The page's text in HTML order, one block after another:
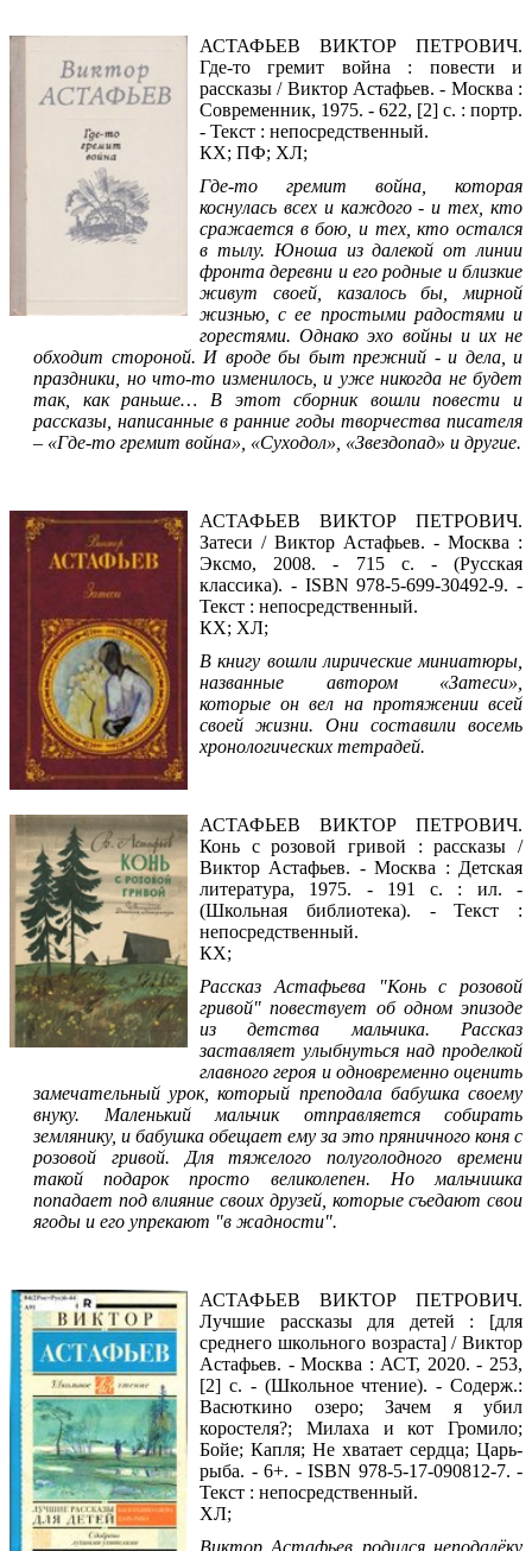
АСТАФЬЕВ ВИКТОР ПЕТРОВИЧ.
Где-то гремит война : повести и
рассказы / Виктор Астафьев. - Москва :
Современник, 1975. - 622, [2] с. : портр.
- Текст : непосредственный.
КХ; ПФ; ХЛ;
Где-то гремит война, которая
коснулась всех и каждого - и тех, кто
сражается в бою, и тех, кто остался
в тылу. Юноша из далекой от линии
фронта деревни и его родные и близкие
живут своей, казалось бы, мирной
жизнью, с ее простыми радостями и
горестями. Однако эхо войны и их не
обходит стороной. И вроде бы быт прежний - и дела, и
праздники, но что-то изменилось, и уже никогда не будет
так, как раньше… В этот сборник вошли повести и
рассказы, написанные в ранние годы творчества писателя
– «Где-то гремит война», «Суходол», «Звездопад» и другие.
АСТАФЬЕВ ВИКТОР ПЕТРОВИЧ.
Затеси / Виктор Астафьев. - Москва :
Эксмо, 2008. - 715 с. - (Русская
классика). - ISBN 978-5-699-30492-9. -
Текст : непосредственный.
КХ; ХЛ;
В книгу вошли лирические миниатюры,
названные автором «Затеси»,
которые он вел на протяжении всей
своей жизни. Они составили восемь
хронологических тетрадей.
АСТАФЬЕВ ВИКТОР ПЕТРОВИЧ.
Конь с розовой гривой : рассказы /
Виктор Астафьев. - Москва : Детская
литература, 1975. - 191 с. : ил. -
(Школьная библиотека). - Текст :
непосредственный.
КХ;
Рассказ Астафьева "Конь с розовой
гривой" повествует об одном эпизоде
из детства мальчика. Рассказ
заставляет улыбнуться над проделкой
главного героя и одновременно оценить
замечательный урок, который преподала бабушка своему
внуку. Маленький мальчик отправляется собирать
землянику, и бабушка обещает ему за это пряничного коня с
розовой гривой. Для тяжелого полуголодного времени
такой подарок просто великолепен. Но мальчишка
попадает под влияние своих друзей, которые съедают свои
ягоды и его упрекают "в жадности".
АСТАФЬЕВ ВИКТОР ПЕТРОВИЧ.
Лучшие рассказы для детей : [для
среднего школьного возраста] / Виктор
Астафьев. - Москва : АСТ, 2020. - 253,
[2] с. - (Школьное чтение). - Содерж.:
Васюткино озеро; Зачем я убил
коростеля?; Милаха и кот Громило;
Бойе; Капля; Не хватает сердца; Царь-
рыба. - 6+. - ISBN 978-5-17-090812-7. -
Текст : непосредственный.
ХЛ;
Виктор Астафьев родился неподалёку